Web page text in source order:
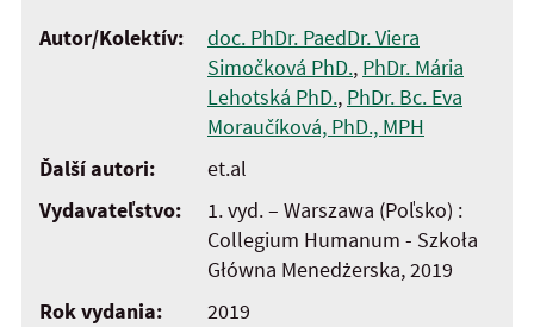
Autor/Kolektív:
doc. PhDr. PaedDr. Viera
Simočková PhD., PhDr. Mária
Lehotská PhD., PhDr. Bc. Eva
Moraučíková, PhD., MPH
Ďalší autori:
et.al
Vydavateľstvo:
1. vyd. – Warszawa (Poľsko) :
Collegium Humanum - Szkoła
Główna Menedżerska, 2019
Rok vydania:
2019